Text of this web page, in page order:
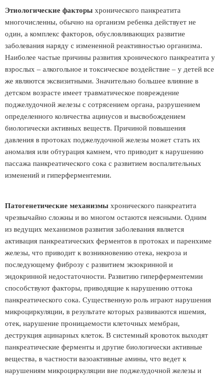
Этиологические факторы хронического панкреатита
многочисленны, обычно на организм ребенка действует не
один, а комплекс факторов, обусловливающих развитие
заболевания наряду с измененной реактивностью организма.
Наиболее частые причины развития хронического панкреатита у
взрослых – алкогольное и токсическое воздействие – у детей все
же являются эксвизитными. Значительно большее влияние в
детском возрасте имеет травматическое повреждение
поджелудочной железы с сотрясением органа, разрушением
определенного количества ацинусов и высвобождением
биологически активных веществ. Причиной повышения
давления в протоках поджелудочной железы может стать их
аномалия или обтурация камнем, что приводит к нарушению
пассажа панкреатического сока с развитием воспалительных
изменений и гиперферментемии.
Патогенетические механизмы хронического панкреатита
чрезвычайно сложны и во многом остаются неясными. Одним
из ведущих механизмов развития заболевания является
активация панкреатических ферментов в протоках и паренхиме
железы, что приводит к возникновению отека, некроза и
последующему фиброзу с развитием экзокринной и
эндокринной недостаточности. Развитию гиперферментемии
способствуют факторы, приводящие к нарушению оттока
панкреатического сока. Существенную роль играют нарушения
микроциркуляции, в результате которых развиваются ишемия,
отек, нарушение проницаемости клеточных мембран,
деструкция ацинарных клеток. В системный кровоток выходят
панкреатические ферменты и другие биологически активные
вещества, в частности вазоактивные амины, что ведет к
нарушениям микроциркуляции вне поджелудочной железы и